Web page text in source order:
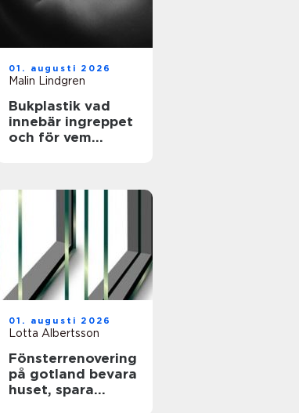
01. augusti 2026
Malin Lindgren
Bukplastik vad
innebär ingreppet
och för vem
01. augusti 2026
Lotta Albertsson
Fönsterrenovering
på gotland bevara
huset, spara